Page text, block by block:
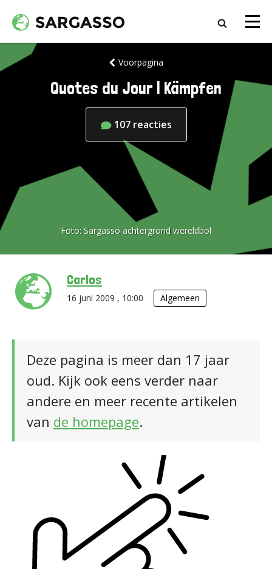
Voorpagina
Quotes du Jour | Kämpfen
107 reacties
Foto: Sargasso achtergrond wereldbol
Carlos
16 juni 2009 , 10:00 Algemeen
Deze pagina is meer dan 17 jaar
oud. Kijk ook eens verder naar
andere en meer recente artikelen
van de homepage.